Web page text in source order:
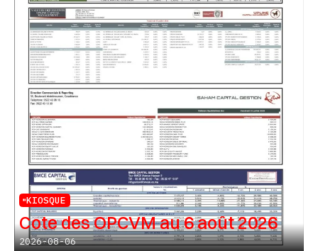
KIOSQUE
Cote des OPCVM au 6 août 2026
2026-08-06